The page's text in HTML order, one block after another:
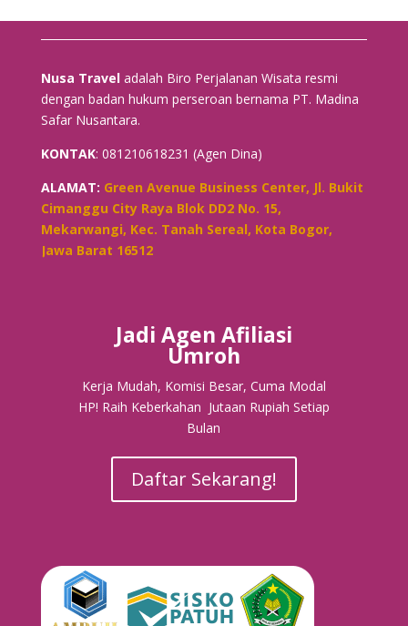
Nusa Traveladalah Biro Perjalanan Wisata resmi
dengan badan hukum perseroan bernama PT. Madina
Safar Nusantara.
KONTAK: 081210618231 (Agen Dina)
ALAMAT: Green Avenue Business Center, Jl. Bukit
Cimanggu City Raya Blok DD2 No. 15,
Mekarwangi, Kec. Tanah Sereal, Kota Bogor,
Jawa Barat 16512
Jadi Agen Afiliasi
Umroh
Kerja Mudah, Komisi Besar, Cuma Modal
HP! Raih Keberkahan Jutaan Rupiah Setiap
Bulan
Daftar Sekarang!